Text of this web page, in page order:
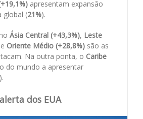
apresentam expansão
global (21%).
Ásia Central (+43,3%), Leste
e Oriente Médio (+28,8%) são as
Na outra ponta, o Caribe
do mundo a apresentar
).
dos EUA